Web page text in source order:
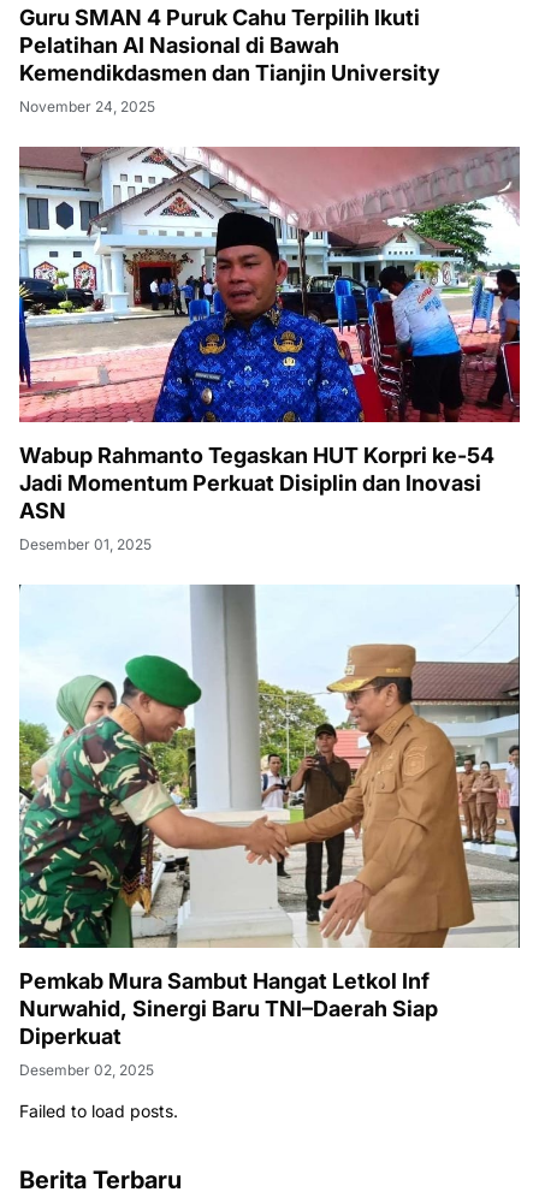
Guru SMAN 4 Puruk Cahu Terpilih Ikuti
Pelatihan AI Nasional di Bawah
Kemendikdasmen dan Tianjin University
November 24, 2025
Wabup Rahmanto Tegaskan HUT Korpri ke-54
Jadi Momentum Perkuat Disiplin dan Inovasi
ASN
Desember 01, 2025
Pemkab Mura Sambut Hangat Letkol Inf
Nurwahid, Sinergi Baru TNI–Daerah Siap
Diperkuat
Desember 02, 2025
Failed to load posts.
Berita Terbaru